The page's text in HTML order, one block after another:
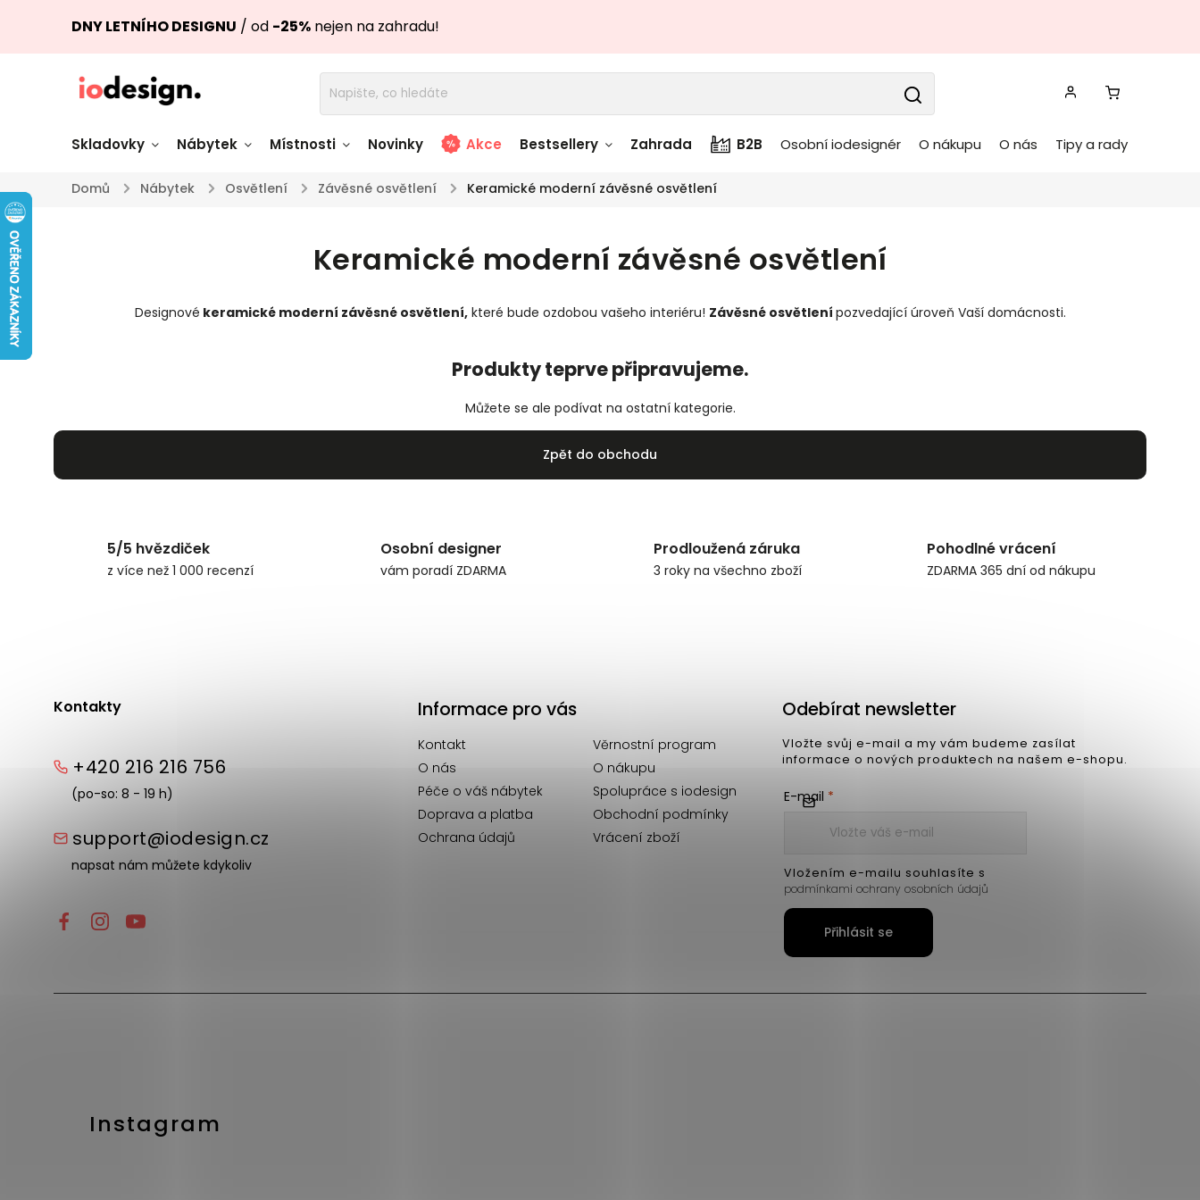
DNY LETNÍHO DESIGNU / od -25% nejen na zahradu!
Skladovky
Židle skladem
Úložné prostory
skladem
Zahradní nábytek
skladem
Světla skladem
Doplňky a
Nábytek Místnosti Novinky Akce Bestsellery Zahrada B2B Osobní iodesignér O nákupu O nás Tipy a rady
Domů / Nábytek / Osvětlení / Závěsné osvětlení / Keramické moderní závěsné osvětlení
Keramické moderní závěsné osvětlení
Designové keramické moderní závěsné osvětlení,které bude ozdobou vašeho interiéru! Závěsné osvětlení pozvedající úroveň Vaší domácnosti.
Produkty teprve připravujeme.
Můžete se ale podívat na ostatní kategorie.
Zpět do obchodu
5/5 hvězdiček
z více než 1 000 recenzí
Osobní designer
vám poradí ZDARMA
Prodloužená záruka
3 roky na všechno zboží
Pohodlné vrácení
ZDARMA 365 dní od nákupu
Kontakty
+420 216 216 756
(po-so: 8 - 19 h)
support@iodesign.cz
napsat nám můžete kdykoliv
Informace pro vás
Kontakt
Věrnostní program
O nás
O nákupu
Péče o váš nábytek
Spolupráce s iodesign
Doprava a platba
Obchodní podmínky
Ochrana údajů
Vrácení zboží
Instagram
Odebírat newsletter
Vložte svůj e-mail a my vám budeme zasílat
informace o nových produktech na našem e-shopu.
E-mail
Vložením e-mailu souhlasíte s
podmínkami ochrany osobních údajů
Přihlásit se